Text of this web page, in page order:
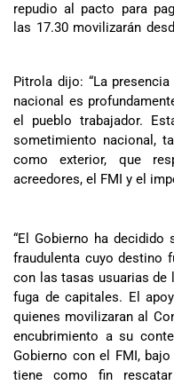
repudio al pacto para
las 17.30 movilizarán
Pitrola dijo: “La
nacional es
el pueblo trabajador.
sometimiento nacional,
como exterior, que
acreedores, el FMI y el
“El Gobierno ha decidido
fraudulenta cuyo destino
con las tasas usuarias de
fuga de capitales. El
quienes movilizaran al
encubrimiento a su
Gobierno con el FMI,
tiene como fin